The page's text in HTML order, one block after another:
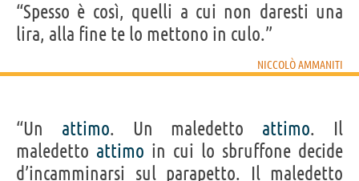
“Spesso è così, quelli a cui non daresti una
lira, alla fine te lo mettono in culo.”
NICCOLÒ AMMANITI
“Un attimo. Un maledetto attimo. Il
maledetto attimo in cui lo sbruffone decide
d’incamminarsi sul parapetto. Il maledetto